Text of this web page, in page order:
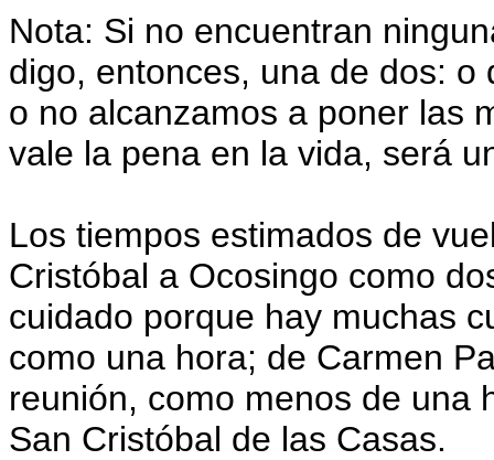
Nota: Si no encuentran
digo, entonces, una de dos:
o no alcanzamos a poner las
vale la pena en la vida, será
Los tiempos estimados de
Cristóbal a Ocosingo como
cuidado porque hay muchas
como una hora; de Carmen
reunión, como menos de una
San Cristóbal de las Casas.